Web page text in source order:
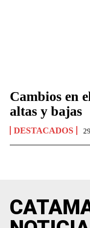
Cambios en
altas y bajas
DESTACADOS